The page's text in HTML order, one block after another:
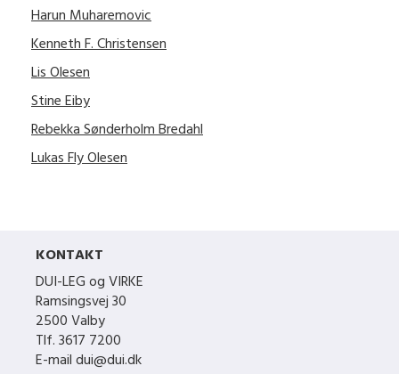
Harun Muharemovic
Kenneth F. Christensen
Lis Olesen
Stine Eiby
Rebekka Sønderholm Bredahl
Lukas Fly Olesen
KONTAKT
DUI-LEG og VIRKE
Ramsingsvej 30
2500 Valby
Tlf. 3617 7200
E-mail dui@dui.dk